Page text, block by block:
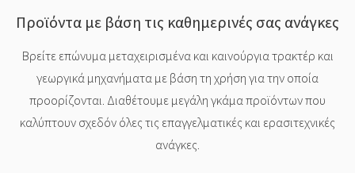
Προϊόντα με βάση τις καθημερινές σας ανάγκες
Βρείτε επώνυμα μεταχειρισμένα και καινούργια τρακτέρ και
γεωργικά μηχανήματα με βάση τη χρήση για την οποία
προορίζονται. Διαθέτουμε μεγάλη γκάμα προϊόντων που
καλύπτουν σχεδόν όλες τις επαγγελματικές και ερασιτεχνικές
ανάγκες.